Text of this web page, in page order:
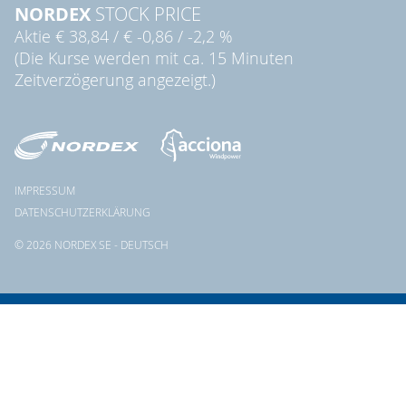
NORDEX STOCK PRICE
Aktie € 38,84 / € -0,86 / -2,2 %
(Die Kurse werden mit ca. 15 Minuten
Zeitverzögerung angezeigt.)
© 2026 NORDEX SE - DEUTSCH
IMPRESSUM
DATENSCHUTZERKLÄRUNG